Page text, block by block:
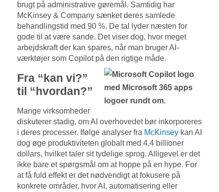
brugt på administrative gøremål. Samtidig har
McKinsey & Company sænket deres samlede
behandlingstid med 90 %. De tal lyder næsten for
gode til at være sande. Det viser dog, hvor meget
arbejdskraft der kan spares, når man bruger AI-
værktøjer som Copilot på den rigtige måde.
Fra “kan vi?”
til “hvordan?”
Mange virksomheder
diskuterer stadig, om AI overhovedet bør inkorporeres
i deres processer. Ifølge analyser fra McKinsey kan AI
dog øge produktiviteten globalt med 4,4 billioner
dollars, hvilket taler sit tydelige sprog. Alligevel er det
ikke bare et spørgsmål om at hoppe på en hype. For
at få fuld effekt er det nødvendigt at fokusere på
konkrete områder, hvor AI, automatisering eller